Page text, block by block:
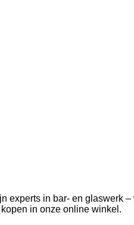
experts in bar- en glaswerk
in onze online winkel.